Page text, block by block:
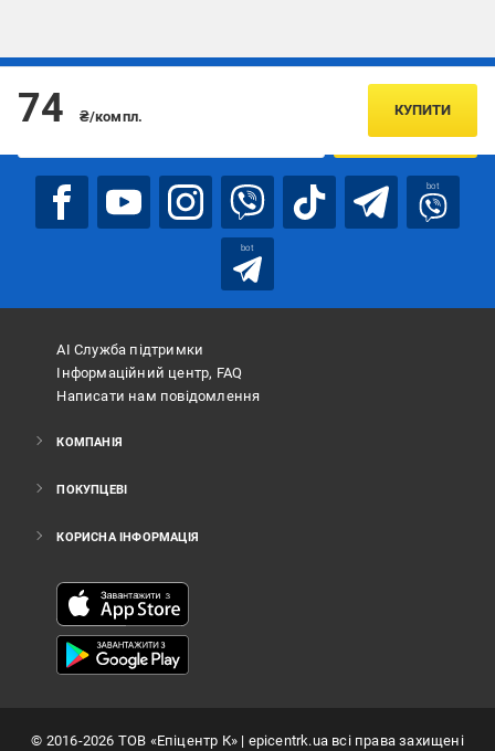
74 ₴/компл. КУПИТИ
Підписуйтесь, щоб дізнаватись першим про акції та пропозиції
ПІДПИСАТИСЯ
bot
bot
АІ Служба підтримки
Інформаційний центр, FAQ
Написати нам повідомлення
КОМПАНІЯ
ПОКУПЦЕВІ
КОРИСНА ІНФОРМАЦІЯ
© 2016-2026 ТОВ «Епіцентр К»| epicentrk.ua всі права захищені